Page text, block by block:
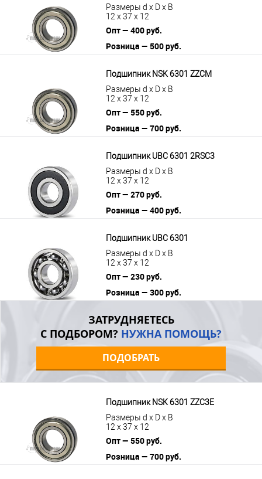
Размеры d x D x B
12 x 37 x 12
Опт — 400 руб.
Розница — 500 руб.
Подшипник NSK 6301 ZZCM
Размеры d x D x B
12 x 37 x 12
Опт — 550 руб.
Розница — 700 руб.
Подшипник UBC 6301 2RSС3
Размеры d x D x B
12 x 37 x 12
Опт — 270 руб.
Розница — 400 руб.
Подшипник UBC 6301
Размеры d x D x B
12 x 37 x 12
Опт — 230 руб.
Розница — 300 руб.
ЗАТРУДНЯЕТЕСЬ
С ПОДБОРОМ? НУЖНА ПОМОЩЬ?
ПОДОБРАТЬ
Подшипник NSK 6301 ZZC3E
Размеры d x D x B
12 x 37 x 12
Опт — 550 руб.
Розница — 700 руб.